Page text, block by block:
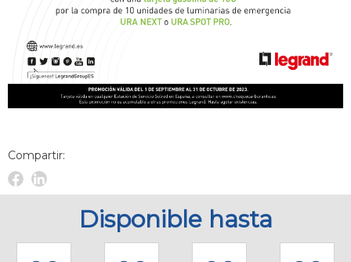
Compartir:
Facebook
Linkedin
NovelecDisponible hasta